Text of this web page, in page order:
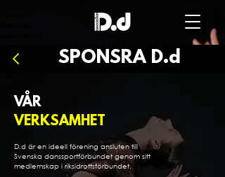
SPONSRA D.d
VÅR
VERKSAMHET
D.d är en ideell förening ansluten till
Svenska danssportförbundet genom sitt
medlemskap i riksidrottsförbundet.